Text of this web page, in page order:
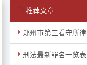
推荐文章
郑州市第三看守所
刑法最新罪名一览表